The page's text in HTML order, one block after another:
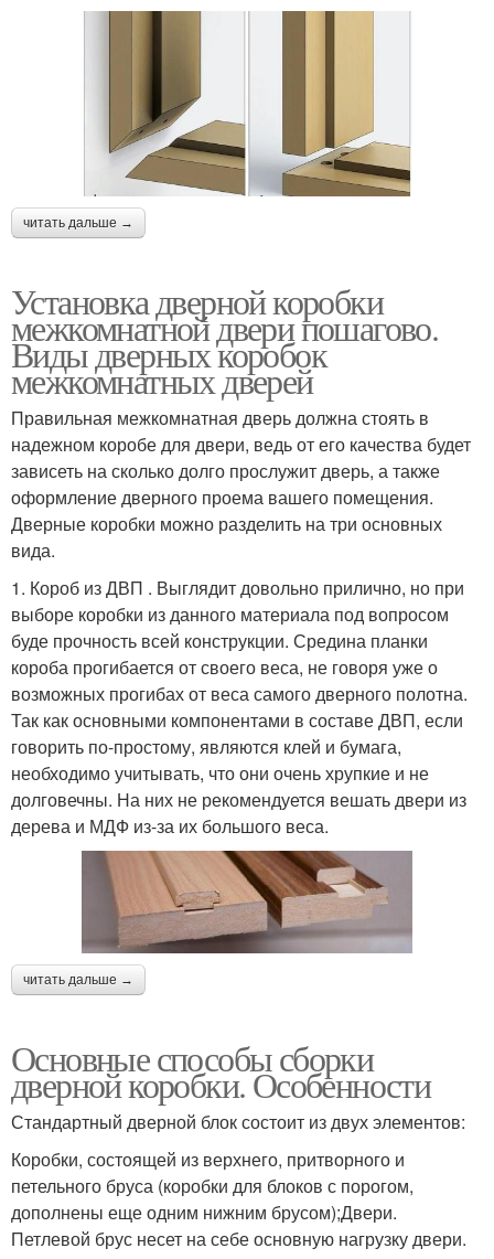
читать дальше →
Установка дверной коробки
межкомнатной двери пошагово.
Виды дверных коробок
межкомнатных дверей
Правильная межкомнатная дверь должна стоять в
надежном коробе для двери, ведь от его качества будет
зависеть на сколько долго прослужит дверь, а также
оформление дверного проема вашего помещения.
Дверные коробки можно разделить на три основных
вида.
1. Короб из ДВП . Выглядит довольно прилично, но при
выборе коробки из данного материала под вопросом
буде прочность всей конструкции. Средина планки
короба прогибается от своего веса, не говоря уже о
возможных прогибах от веса самого дверного полотна.
Так как основными компонентами в составе ДВП, если
говорить по-простому, являются клей и бумага,
необходимо учитывать, что они очень хрупкие и не
долговечны. На них не рекомендуется вешать двери из
дерева и МДФ из-за их большого веса.
читать дальше →
Основные способы сборки
дверной коробки. Особенности
Стандартный дверной блок состоит из двух элементов:
Коробки, состоящей из верхнего, притворного и
петельного бруса (коробки для блоков с порогом,
дополнены еще одним нижним брусом);Двери.
Петлевой брус несет на себе основную нагрузку двери.